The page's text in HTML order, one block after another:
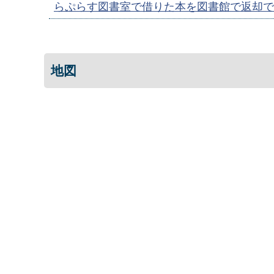
らぷらす図書室で借りた本を図書館で返却
地図